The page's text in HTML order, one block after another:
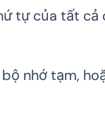
tự của tất cả
nhớ tạm,